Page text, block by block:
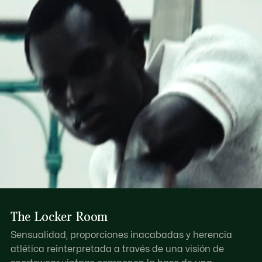
ajustable y amovible
Compartimento principal con cremallera
Rayas en contraste en el bajo
Cocodrilo estampado en relieve al tono en la base
Descubre más aquí
The Locker Room
Sensualidad, proporciones inacabadas y herencia
atlética reinterpretada a través de una visión de